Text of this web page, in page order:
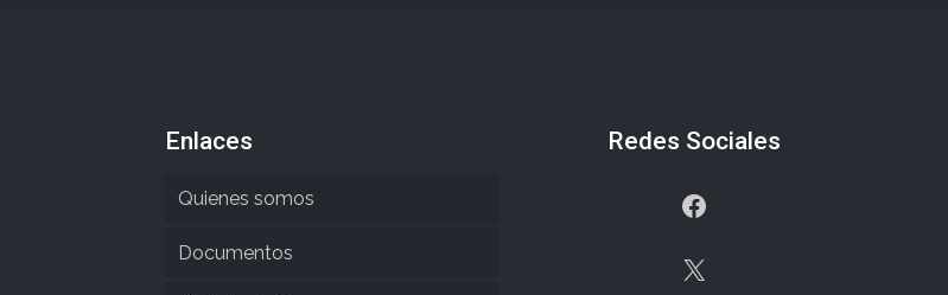
Enlaces
Quienes somos
Documentos
Redes Sociales
Facebook
X